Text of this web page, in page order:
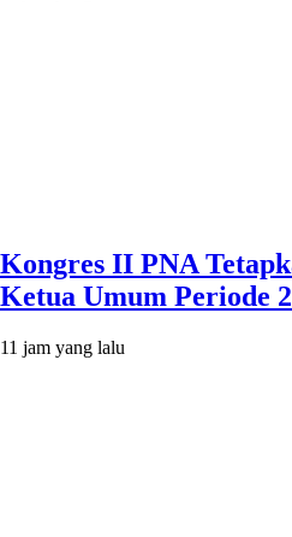
Kongres II PNA
Ketua Umum Periode
11 jam yang lalu